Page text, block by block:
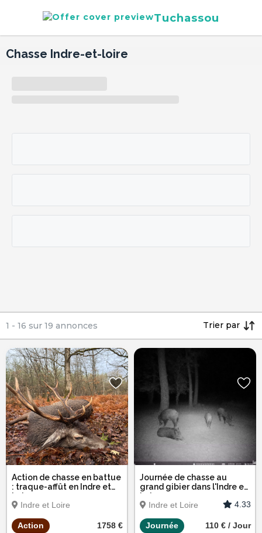
Tuchassou
Chasse Indre-et-loire
1 - 16 sur 19 annonces Trier par
Action de chasse en battue
: traque-affût en Indre et
Loire
Indre et Loire
Action 1758 €
Journée de chasse au
grand gibier dans l'Indre et
Loire
Indre et Loire
4.33
Journée 110 € / Jour